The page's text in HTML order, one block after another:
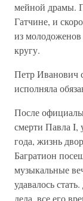
мейной драмы.
Гатчине, и
из
кругу.
Петр Иванович
исполняла
После
смерти Павла I,
года, жизнь
Багратион
музыкальные
удавалось
дела, все его